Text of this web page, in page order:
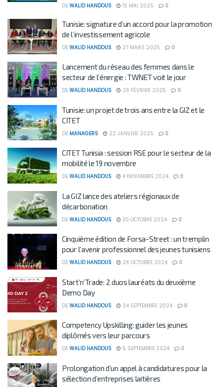
DE WALID HANDOUS 15 MAI 2025 0
Tunisie: signature d’un accord pour la promotion
de l’investissement agricole
DE WALID HANDOUS 27 MARS 2025 0
Lancement du réseau des femmes dans le
secteur de l’énergie : TWNET voit le jour
DE WALID HANDOUS 26 FÉVRIER 2025 0
Tunisie: un projet de trois ans entre la GIZ et le
CITET
DE MANAGERS 22 JANVIER 2025 0
CITET Tunisia : session RSE pour le secteur de la
mobilité le 19 novembre
DE WALID HANDOUS 4 NOVEMBRE 2024 0
La GIZ lance des ateliers régionaux de
décarbonation
DE WALID HANDOUS 30 OCTOBRE 2024 0
Cinquième édition de Forsa-Street : un tremplin
pour l’avenir professionnel des jeunes tunisiens
DE WALID HANDOUS 26 OCTOBRE 2024 0
Start’n’Trade: 2 duos lauréats du deuxième
Demo Day
DE WALID HANDOUS 24 SEPTEMBRE 2024 0
Competency Upskilling: guider les jeunes
diplômés vers leur parcours
DE WALID HANDOUS 5 SEPTEMBRE 2024 0
Prolongation d’un appel à candidatures pour la
sélection d’entreprises laitières